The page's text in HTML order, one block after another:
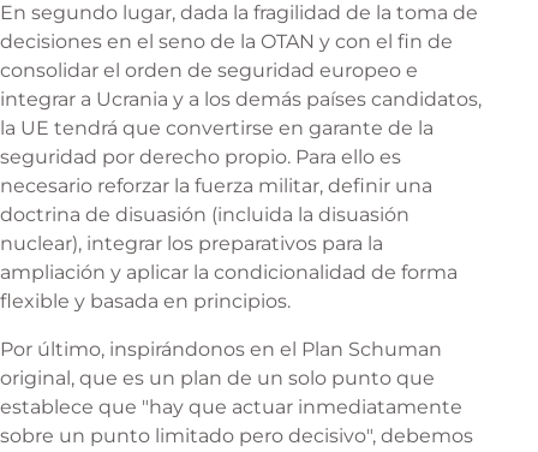
En segundo lugar, dada la fragilidad de la toma de
decisiones en el seno de la OTAN y con el fin de
consolidar el orden de seguridad europeo e
integrar a Ucrania y a los demás países candidatos,
la UE tendrá que convertirse en garante de la
seguridad por derecho propio. Para ello es
necesario reforzar la fuerza militar, definir una
doctrina de disuasión (incluida la disuasión
nuclear), integrar los preparativos para la
ampliación y aplicar la condicionalidad de forma
flexible y basada en principios.
Por último, inspirándonos en el Plan Schuman
original, que es un plan de un solo punto que
establece que "hay que actuar inmediatamente
sobre un punto limitado pero decisivo", debemos